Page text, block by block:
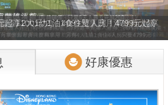
起享2大1幼1泊1食住雙人房！4799元起享
好康優惠